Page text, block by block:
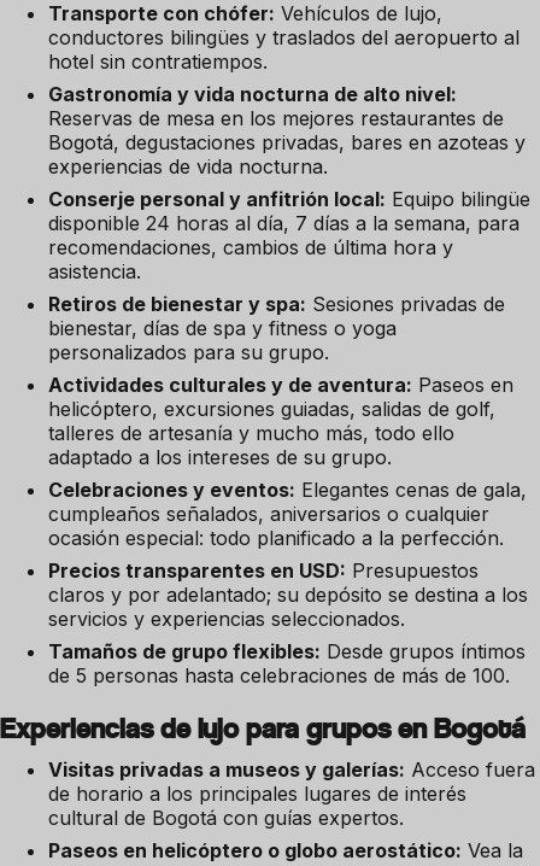
Transporte con chófer: Vehículos de lujo,
conductores bilingües y traslados del aeropuerto al
hotel sin contratiempos.
Gastronomía y vida nocturna de alto nivel:
Reservas de mesa en los mejores restaurantes de
Bogotá, degustaciones privadas, bares en azoteas y
experiencias de vida nocturna.
Conserje personal y anfitrión local: Equipo bilingüe
disponible 24 horas al día, 7 días a la semana, para
recomendaciones, cambios de última hora y
asistencia.
Retiros de bienestar y spa: Sesiones privadas de
bienestar, días de spa y fitness o yoga
personalizados para su grupo.
Actividades culturales y de aventura: Paseos en
helicóptero, excursiones guiadas, salidas de golf,
talleres de artesanía y mucho más, todo ello
adaptado a los intereses de su grupo.
Celebraciones y eventos: Elegantes cenas de gala,
cumpleaños señalados, aniversarios o cualquier
ocasión especial: todo planificado a la perfección.
Precios transparentes en USD: Presupuestos
claros y por adelantado; su depósito se destina a los
servicios y experiencias seleccionados.
Tamaños de grupo flexibles: Desde grupos íntimos
de 5 personas hasta celebraciones de más de 100.
Experiencias de lujo para grupos en Bogotá
Visitas privadas a museos y galerías: Acceso fuera
de horario a los principales lugares de interés
cultural de Bogotá con guías expertos.
Paseos en helicóptero o globo aerostático: Vea la